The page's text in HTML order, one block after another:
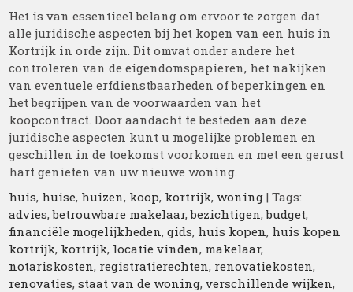
Het is van essentieel belang om ervoor te zorgen dat
alle juridische aspecten bij het kopen van een huis in
Kortrijk in orde zijn. Dit omvat onder andere het
controleren van de eigendomspapieren, het nakijken
van eventuele erfdienstbaarheden of beperkingen en
het begrijpen van de voorwaarden van het
koopcontract. Door aandacht te besteden aan deze
juridische aspecten kunt u mogelijke problemen en
geschillen in de toekomst voorkomen en met een gerust
hart genieten van uw nieuwe woning.
huis, huise, huizen, koop, kortrijk,woning | Tags:
advies,betrouwbare makelaar,bezichtigen,budget,
financiële mogelijkheden,gids, huis kopen, huis kopen
kortrijk, kortrijk, locatie vinden, makelaar,
notariskosten, registratierechten, renovatiekosten,
renovaties,staat van de woning,verschillende wijken,